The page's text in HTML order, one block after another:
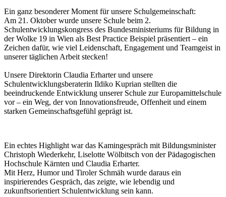
Ein ganz besonderer Moment für unsere Schulgemeinschaft:
Am 21. Oktober wurde unsere Schule beim 2.
Schulentwicklungskongress des Bundesministeriums für Bildung in
der Wolke 19 in Wien als Best Practice Beispiel präsentiert – ein
Zeichen dafür, wie viel Leidenschaft, Engagement und Teamgeist in
unserer täglichen Arbeit stecken!
Unsere Direktorin Claudia Erharter und unsere
Schulentwicklungsberaterin Ildiko Kuprian stellten die
beeindruckende Entwicklung unserer Schule zur Europamittelschule
vor – ein Weg, der von Innovationsfreude, Offenheit und einem
starken Gemeinschaftsgefühl geprägt ist.
Ein echtes Highlight war das Kamingespräch mit Bildungsminister
Christoph Wiederkehr, Liselotte Wölbitsch von der Pädagogischen
Hochschule Kärnten und Claudia Erharter.
Mit Herz, Humor und Tiroler Schmäh wurde daraus ein
inspirierendes Gespräch, das zeigte, wie lebendig und
zukunftsorientiert Schulentwicklung sein kann.